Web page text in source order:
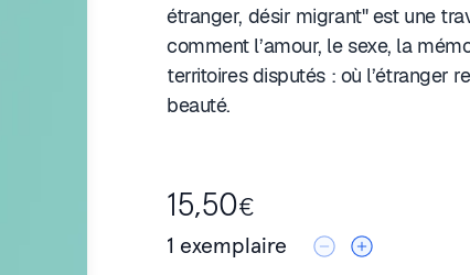
étranger, désir migrant" est une
comment l’amour, le sexe, la
territoires disputés : où l’étranger
beauté.
15,50€
1 exemplaire